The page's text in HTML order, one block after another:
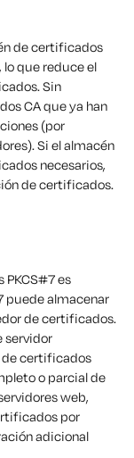
de certificados
que reduce el
Sin
CA que ya han
(por
Si el almacén
necesarios,
de certificados.
es
puede almacenar
de certificados.
servidor
certificados
o parcial de
web,
por
adicional